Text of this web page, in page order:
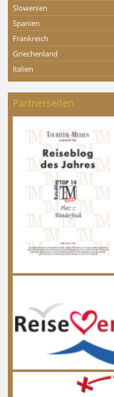
Slowenien
Spanien
Frankreich
Griechenland
Italien
Partnerseiten